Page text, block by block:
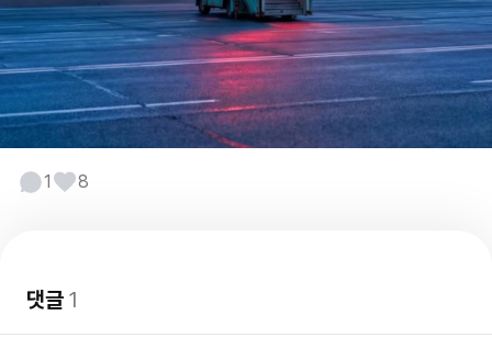
1 8
댓글1